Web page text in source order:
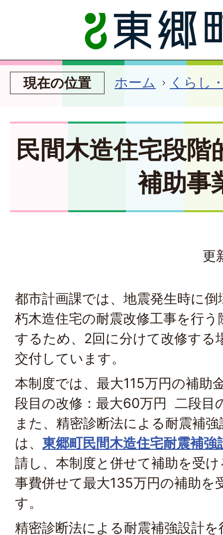
現在の位置 ホーム くらし
民間木造住宅段階
補助事
更
都市計画課では、地震発生時に
朽木造住宅の耐震改修工事を行
するため、2回に分けて改修する
交付しています。
本制度では、最大115万円の補助
段目の改修：最大60万円 二段目
また、精密診断法による耐震補
は、 東郷町民間木造住宅耐震補強
請し、本制度と併せて補助を受
事費併せて最大135万円の補助を
す。
精密診断法による耐震補強設計